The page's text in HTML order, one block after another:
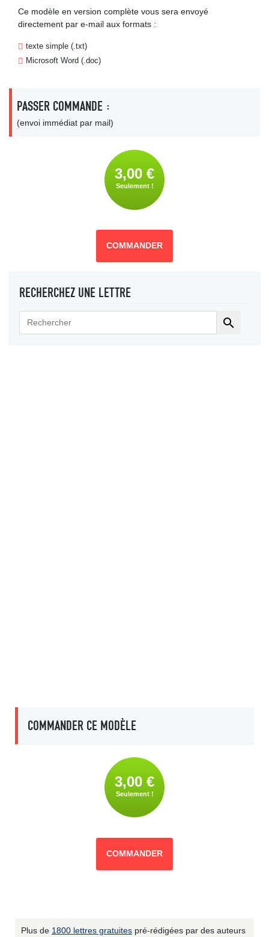
Ce modèle en version complète vous sera envoyé
directement par e-mail aux formats :
texte simple (.txt)
Microsoft Word (.doc)
PASSER COMMANDE :
(envoi immédiat par mail)
3,00 €
Seulement !
COMMANDER
RECHERCHEZ UNE LETTRE

COMMANDER CE MODÈLE
3,00 €
Seulement !
COMMANDER
Plus de 1800 lettres gratuites pré-rédigées par des auteurs